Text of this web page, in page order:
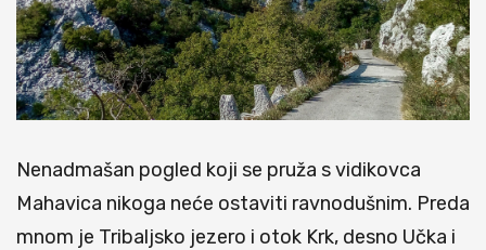
Nenadmašan pogled koji se pruža s vidikovca
Mahavica nikoga neće ostaviti ravnodušnim. Preda
mnom je Tribaljsko jezero i otok Krk, desno Učka i